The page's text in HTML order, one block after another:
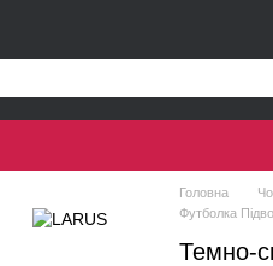
Головна
Футболка
Темно-